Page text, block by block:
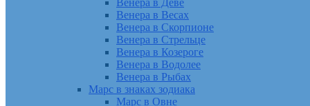
Венера в Деве
Венера в Весах
Венера в Скорпионе
Венера в Стрельце
Венера в Козероге
Венера в Водолее
Венера в Рыбах
Марс в знаках зодиака
Марс в Овне